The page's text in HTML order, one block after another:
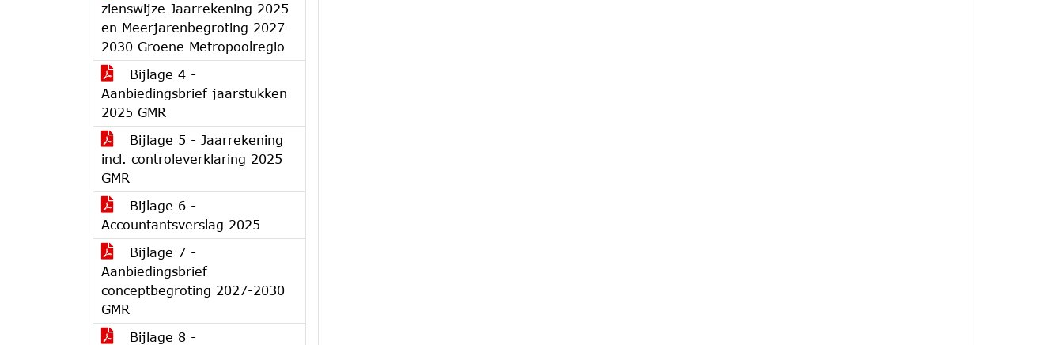
zienswijze Jaarrekening 2025
en Meerjarenbegroting 2027-
2030 Groene Metropoolregio
Bijlage 4 -
Aanbiedingsbrief jaarstukken
2025 GMR
Bijlage 5 - Jaarrekening
incl. controleverklaring 2025
GMR
Bijlage 6 -
Accountantsverslag 2025
Bijlage 7 -
Aanbiedingsbrief
conceptbegroting 2027-2030
GMR
Bijlage 8 -